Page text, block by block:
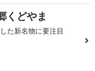
くどやま
た新名物に要注目